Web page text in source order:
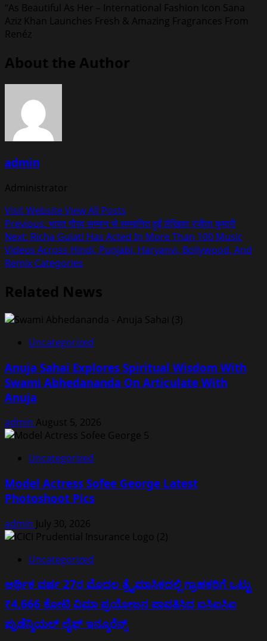
“As Beautiful As Her – International Fashion Icon Sana
Aziz Khan Launches Fresh & Amazing Fragrances From
Renéz
About the Author
admin
Administrator
Visit WebsiteView All Posts
Post
navigation
Previous: भारत गौरव सम्मान से सम्मानित हुईं लेखिका रंजीता कुमारी
Next: Richa Gulati Has Acted In More Than 100 Music
Videos Across Hindi, Punjabi, Haryanvi, Bollywood, And
Remix Categories
Related News
Uncategorized
Anuja Sahai Explores Spiritual Wisdom With
Swami Abhedananda On Articulate With
Anuja
admin August 5, 2026
Uncategorized
Model Actress Sofee George Latest
Photoshoot Pics
admin July 30, 2026
Uncategorized
ಆರ್ಥಿಕ ವರ್ಷ 27ರ ಮೊದಲ ತ್ರೈಮಾಸಿಕದಲ್ಲಿ ಗ್ರಾಹಕರಿಗೆ ಒಟ್ಟು
₹4,666 ಕೋಟಿ ವಿಮಾ ಪ್ರಯೋಜನ ಪಾವತಿಸಿದ ಐಸಿಐಸಿಐ
ಪ್ರುಡೆನ್ಶಿಯಲ್ ಲೈಫ್ ಇನ್ಶೂರೆನ್ಸ್